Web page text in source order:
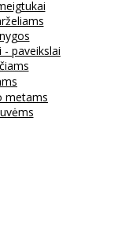
paveikslai
metams